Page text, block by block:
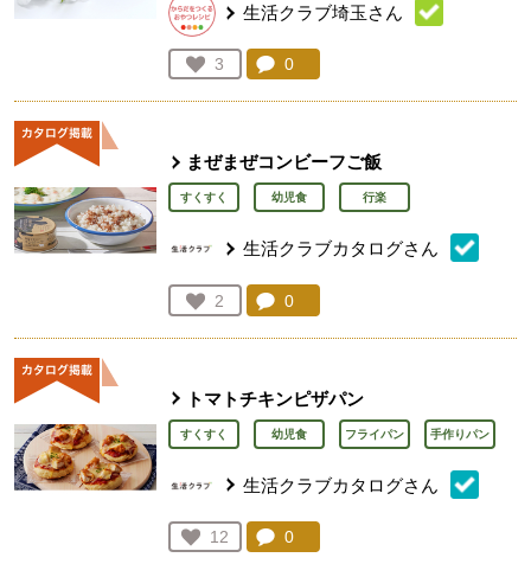
生活クラブ埼玉さん
お気に入り登録：
3
人が登録
コメント：
0
まぜまぜコンビーフご飯
すくすく 幼児食 行楽
生活クラブカタログさん
お気に入り登録：
2
人が登録
コメント：
0
トマトチキンピザパン
すくすく 幼児食 フライパン 手作りパン
生活クラブカタログさん
お気に入り登録：
12
人が登録
コメント：
0